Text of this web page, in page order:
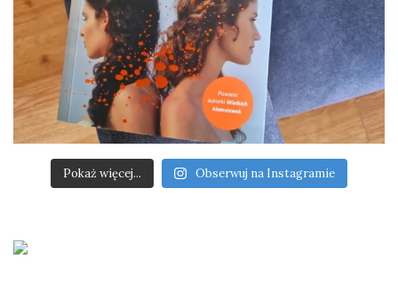
Pokaż więcej... Obserwuj na Instagramie